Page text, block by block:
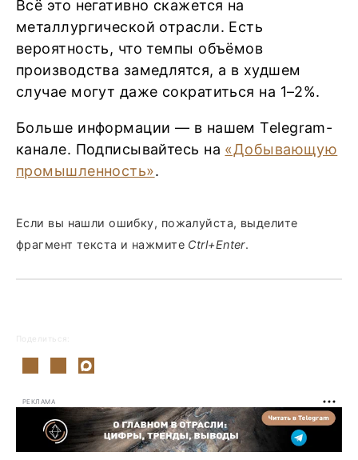
Всё это негативно скажется на
металлургической отрасли. Есть
вероятность, что темпы объёмов
производства замедлятся, а в худшем
случае могут даже сократиться на 1–2%.
Больше информации — в нашем Telegram-
канале. Подписывайтесь на «Добывающую
промышленность».
Если вы нашли ошибку, пожалуйста, выделите
фрагмент текста и нажмите Ctrl+Enter.
Поделиться:
РЕКЛАМА